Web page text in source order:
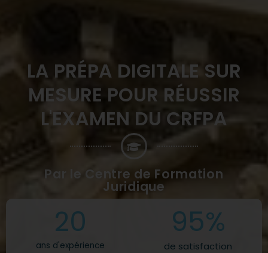
LA PRÉPA DIGITALE SUR
MESURE POUR RÉUSSIR
L'EXAMEN DU CRFPA
Par le Centre de Formation
Juridique
ans d'expérience
20
de satisfaction
95%